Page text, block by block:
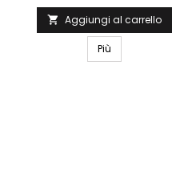
 Aggiungi al carrello
Più